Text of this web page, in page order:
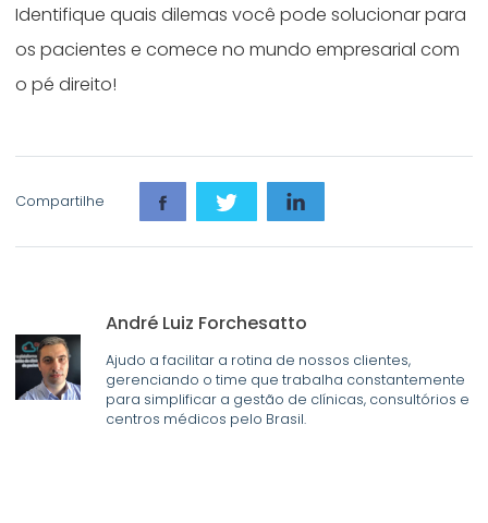
Identifique quais dilemas você pode solucionar para
os pacientes e comece no mundo empresarial com
o pé direito!
Compartilhe
André Luiz Forchesatto
Ajudo a facilitar a rotina de nossos clientes,
gerenciando o time que trabalha constantemente
para simplificar a gestão de clínicas, consultórios e
centros médicos pelo Brasil.